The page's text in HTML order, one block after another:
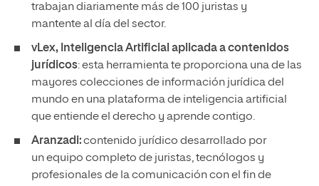
trabajan diariamente más de 100 juristas y
mantente al día del sector.
vLex, Inteligencia Artificial aplicada a contenidos
jurídicos: esta herramienta te proporciona una de las
mayores colecciones de información jurídica del
mundo en una plataforma de inteligencia artificial
que entiende el derecho y aprende contigo.
Aranzadi:contenido jurídico desarrollado por
un equipo completo de juristas, tecnólogos y
profesionales de la comunicación con el fin de